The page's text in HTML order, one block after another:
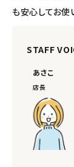
アルモニベルツ
コラム・スタッ
ご利用ガイド等
アカウント情報
も安心してお使
STAFF
あさこ
店長